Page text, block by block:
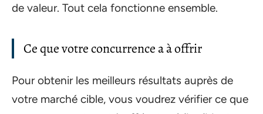
de valeur. Tout cela fonctionne ensemble.
Ce que votre concurrence a à offrir
Pour obtenir les meilleurs résultats auprès de
votre marché cible, vous voudrez vérifier ce que